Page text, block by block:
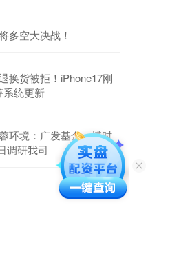
多空大决战！
换货被拒！iPhone17刚
系统更新
环境：广发基金、博时
调研我司